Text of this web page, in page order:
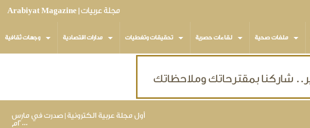
مجلة عربيات | Arabiyat Magazine
وجهات ثقافية مدارات اقتصادية تحقيقات وتغطيات لقاءات حصرية ملفات صحية
أول مجلة عربية الكترونية | صدرت في مارس
٢٠٠٠م